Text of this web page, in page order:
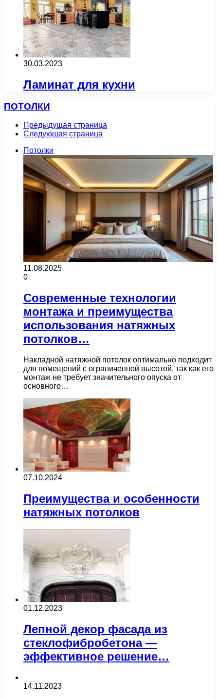
30.03.2023
Ламинат для кухни
ПОТОЛКИ
Предыдущая страница
Следующая страница
Потолки
11.08.2025
0
Современные технологии
монтажа и преимущества
использования натяжных
потолков…
Накладной натяжной потолок оптимально подходит
для помещений с ограниченной высотой, так как его
монтаж не требует значительного опуска от
основного…
07.10.2024
Преимущества и особенности
натяжных потолков
01.12.2023
Лепной декор фасада из
стеклофибробетона —
эффективное решение…
14.11.2023